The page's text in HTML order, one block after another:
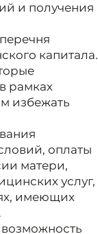
и получения
капитала.
рамках
избежать
оплаты
матери,
услуг,
имеющих